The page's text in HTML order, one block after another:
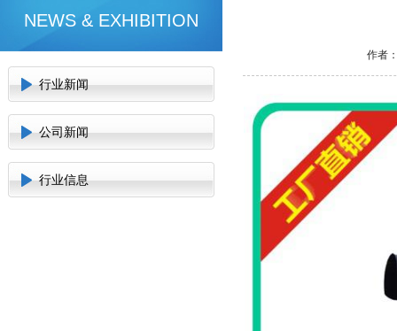
NEWS & EXHIBITION
行业新闻
公司新闻
行业信息
作者